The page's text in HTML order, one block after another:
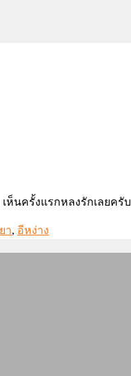
นครั้งแรกหลงรักเลยครับ
า, อีหง่าง